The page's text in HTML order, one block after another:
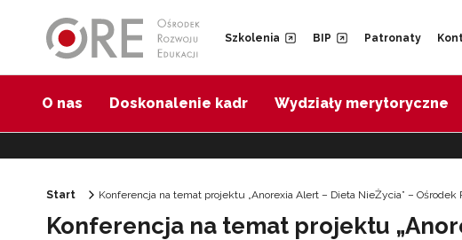
Szkolenia BIP Patronaty
O nas Doskonalenie kadr Wydziały merytoryczne
Start Konferencja na temat projektu „Anorexia Alert – Dieta NieŻycia” – Ośrodek
Konferencja na temat projektu